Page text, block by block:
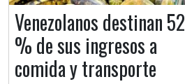
Venezolanos destinan 52
% de sus ingresos a
comida y transporte